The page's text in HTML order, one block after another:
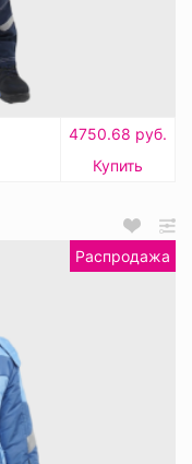
4750.68 руб.
Купить
Распродажа